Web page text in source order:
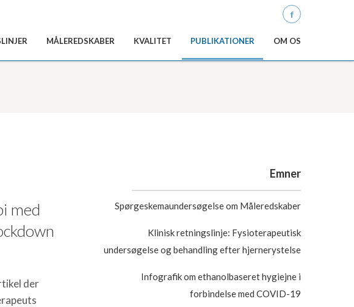
MÅLEREDSKABER KVALITET PUBLIKATIONER OM OS
Q
med
der
Emner
Spørgeskemaundersøgelse om Måleredskaber
Klinisk retningslinje: Fysioterapeutisk
undersøgelse og behandling efter hjernerystelse
Infografik om ethanolbaseret hygiejne i
forbindelse med COVID-19